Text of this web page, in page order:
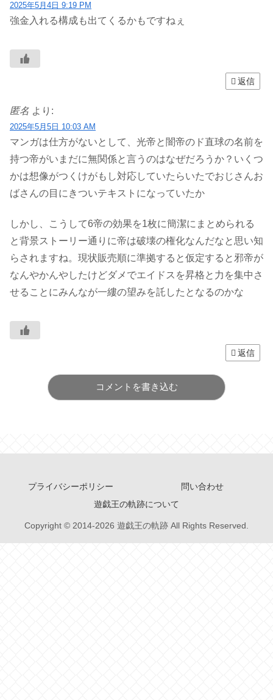
2025年5月4日 9:19 PM
強金入れる構成も出てくるかもですねぇ
返信
匿名 より:
2025年5月5日 10:03 AM
マンガは仕方がないとして、光帝と闇帝のド直球の名前を
持つ帝がいまだに無関係と言うのはなぜだろうか？いくつ
かは想像がつくけがもし対応していたらいたでおじさんお
ばさんの目にきついテキストになっていたか
しかし、こうして6帝の効果を1枚に簡潔にまとめられる
と背景ストーリー通りに帝は破壊の権化なんだなと思い知
らされますね。現状販売順に準拠すると仮定すると邪帝が
なんやかんやしたけどダメでエイドスを昇格と力を集中さ
せることにみんなが一縷の望みを託したとなるのかな
返信
コメントを書き込む
プライバシーポリシー
問い合わせ
遊戯王の軌跡について
Copyright © 2014-2026 遊戯王の軌跡 All Rights Reserved.